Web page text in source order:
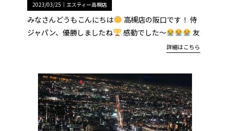
2023/03/25｜ エスティー高槻店
みなさんどうもこんにちは
高槻店の阪口です！ 侍
ジャパン、優勝しましたね
感動でした〜 友
詳細はこちら